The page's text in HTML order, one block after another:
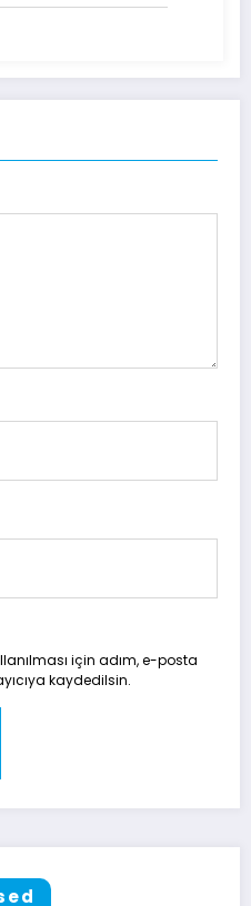
için adım, e-posta
kaydedilsin.